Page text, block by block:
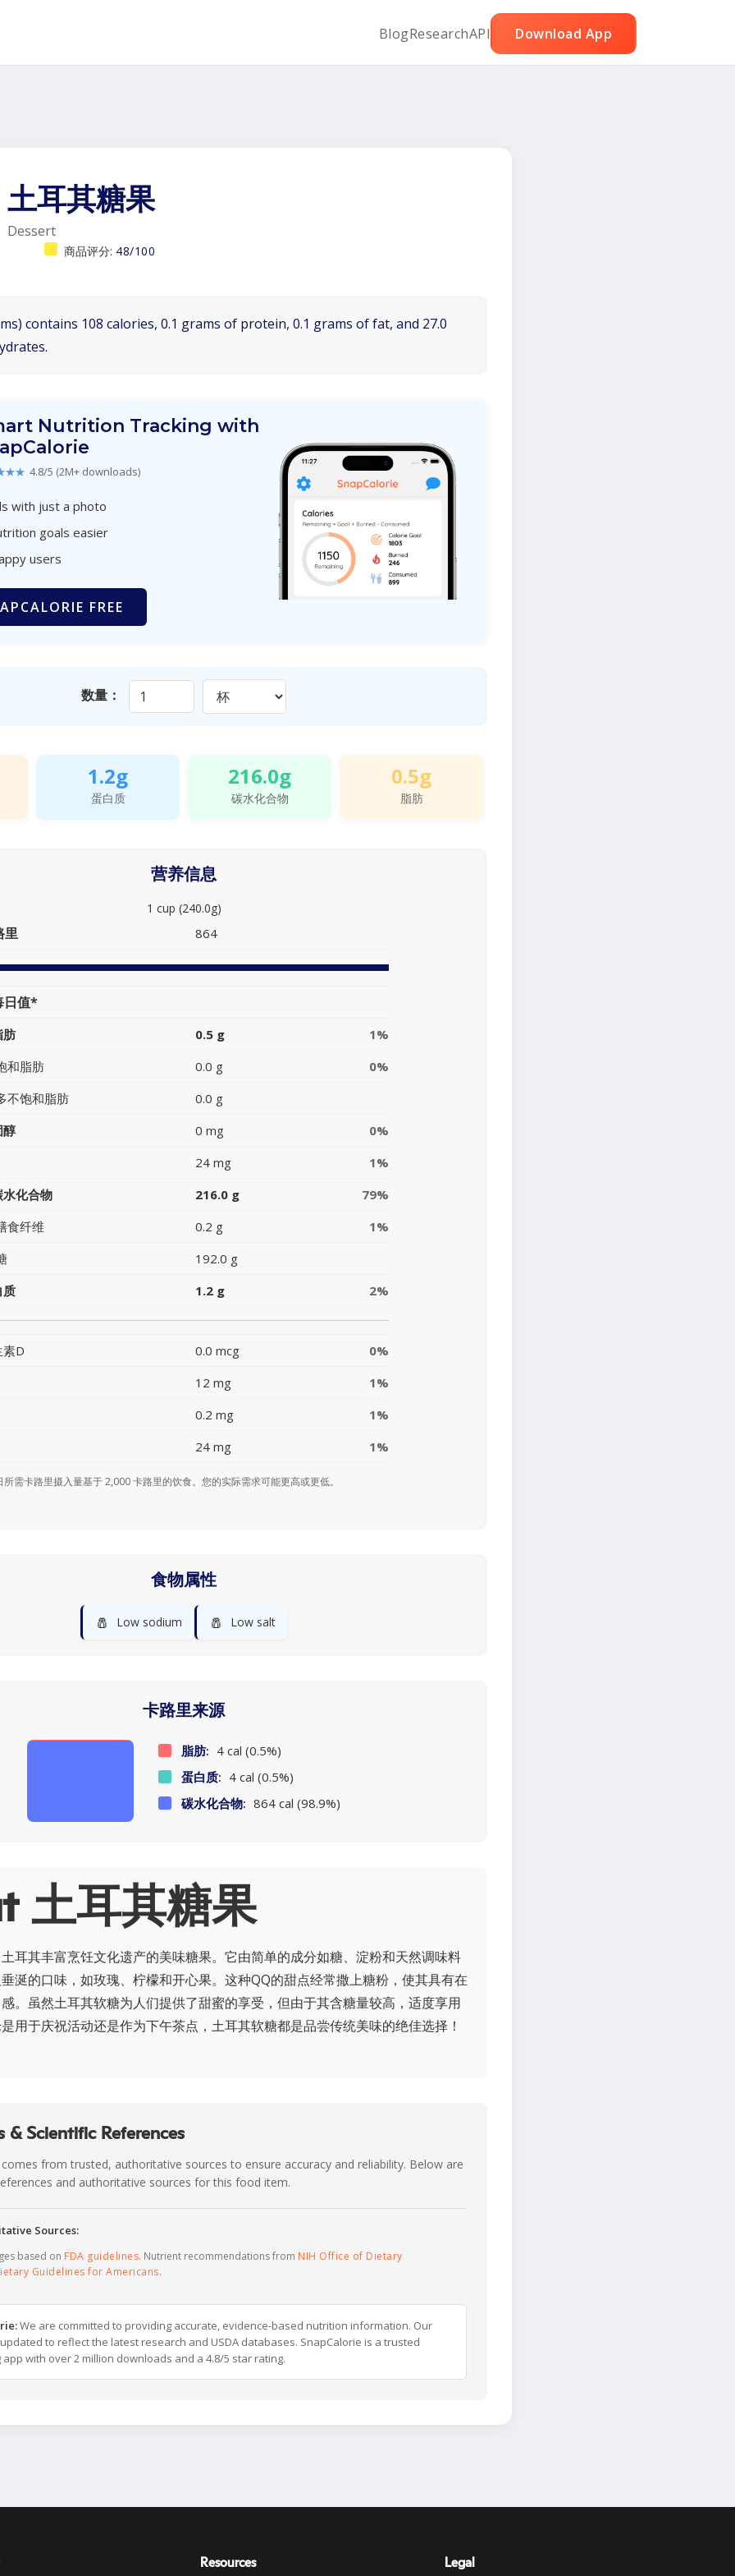
BlogResearchAPI Download App
土耳其糖果
Dessert
商品评分: 48/100
contains 108 calories, 0.1 grams of protein, 0.1 grams of fat, and 27.0
Nutrition Tracking with
4.8/5 (2M+ downloads)
with just a photo
goals easier
users
FREE
数量：
1.2g
蛋白质
216.0g
碳水化合物
0.5g
脂肪
营养信息
1 cup (240.0g)
里 864
日值*
肪 0.5 g
1%
和脂肪
0.0 g
0%
不饱和脂肪
0.0 g
醇
0 mg
0%
24 mg
1%
水化合物
216.0 g
79%
食纤维
0.2 g
1%
192.0 g
质
1.2 g 2%
D 0.0 mcg
0%
12 mg
1%
0.2 mg
1%
24 mg
1%
需卡路里摄入量基于 2,000 卡路里的饮食。您的实际需求可能更高或更低。
食物属性
🧂 Low sodium 🧂 Low salt
卡路里来源
脂肪: 4 cal (0.5%)
蛋白质: 4 cal (0.5%)
碳水化合物: 864 cal (98.9%)
土耳其糖果
耳其丰富烹饪文化遗产的美味糖果。它由简单的成分如糖、淀粉和天然调味料
涎的口味，如玫瑰、柠檬和开心果。这种QQ的甜点经常撒上糖粉，使其具有在
。虽然土耳其软糖为人们提供了甜蜜的享受，但由于其含糖量较高，适度享用
用于庆祝活动还是作为下午茶点，土耳其软糖都是品尝传统美味的绝佳选择！
& Scientific References
from trusted, authoritative sources to ensure accuracy and reliability. Below are
and authoritative sources for this food item.
Sources:
based on FDA guidelines. Nutrient recommendations from NIH Office of Dietary
Guidelines for Americans.
We are committed to providing accurate, evidence-based nutrition information. Our
to reflect the latest research and USDA databases. SnapCalorie is a trusted
with over 2 million downloads and a 4.8/5 star rating.
Resources Legal